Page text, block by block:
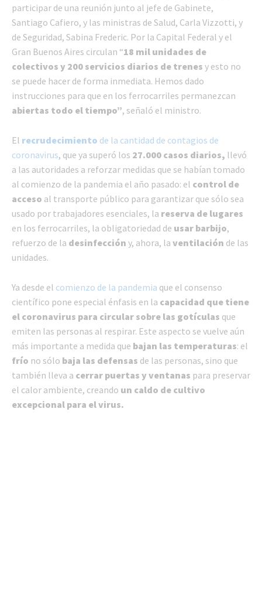
participar de una reunión junto al jefe de Gabinete,
Santiago Cafiero, y las ministras de Salud, Carla Vizzotti, y
de Seguridad, Sabina Frederic. Por la Capital Federal y el
Gran Buenos Aires circulan “18 mil unidades de
colectivos y 200 servicios diarios de trenes y esto no
se puede hacer de forma inmediata. Hemos dado
instrucciones para que en los ferrocarriles permanezcan
abiertas todo el tiempo”, señaló el ministro.
El recrudecimiento de la cantidad de contagios de
coronavirus, que ya superó los 27.000 casos diarios, llevó
a las autoridades a reforzar medidas que se habían tomado
al comienzo de la pandemia el año pasado: el control de
acceso al transporte público para garantizar que sólo sea
usado por trabajadores esenciales, la reserva de lugares
en los ferrocarriles, la obligatoriedad de usar barbijo,
refuerzo de la desinfección y, ahora, la ventilación de las
unidades.
Ya desde el comienzo de la pandemia que el consenso
científico pone especial énfasis en la capacidad que tiene
el coronavirus para circular sobre las gotículas que
emiten las personas al respirar. Este aspecto se vuelve aún
más importante a medida que bajan las temperaturas: el
frío no sólo baja las defensas de las personas, sino que
también lleva a cerrar puertas y ventanas para preservar
el calor ambiente, creando un caldo de cultivo
excepcional para el virus.